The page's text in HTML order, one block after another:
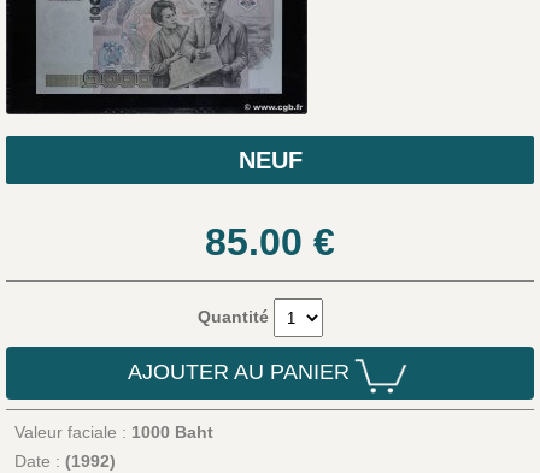
NEUF
85.00 €
Quantité
AJOUTER AU PANIER
Valeur faciale : 1000 Baht
Date : (1992)